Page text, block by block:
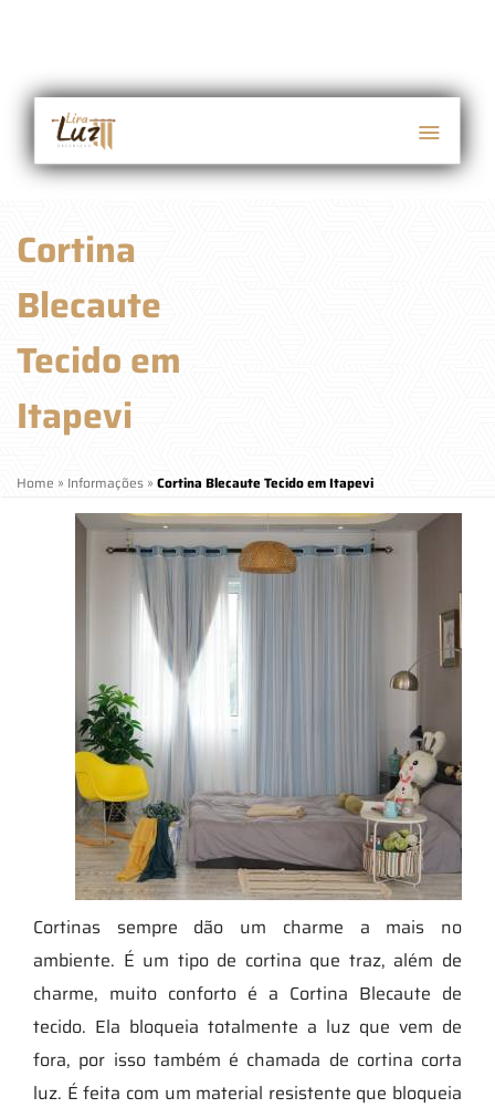
Cortina
Blecaute
Tecido em
Itapevi
Home » Informações » Cortina Blecaute Tecido em Itapevi
Cortinas sempre dão um charme a mais no
ambiente. É um tipo de cortina que traz, além de
charme, muito conforto é a Cortina Blecaute de
tecido. Ela bloqueia totalmente a luz que vem de
fora, por isso também é chamada de cortina corta
luz. É feita com um material resistente que bloqueia